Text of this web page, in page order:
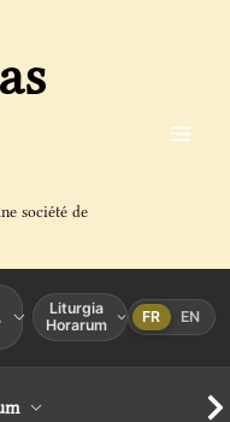
société de
Liturgia
Horarum
FR EN